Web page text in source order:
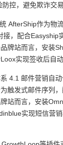
控，避免欺诈交易
AfterShip作为物
接，配合Easyship
牌站而言，安装
实现签收后自
4.1 邮件营销自
触发式邮件序列
站而言，安装
实现短信营